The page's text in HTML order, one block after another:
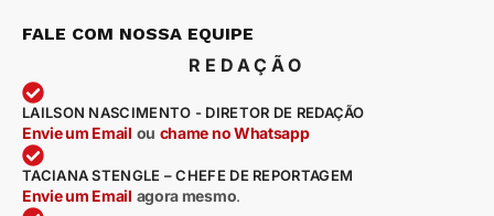
FALE COM NOSSA EQUIPE
REDAÇÃO
LAILSON NASCIMENTO - DIRETOR DE REDAÇÃO
Envie um Email ou chame no Whatsapp
TACIANA STENGLE – CHEFE DE REPORTAGEM
Envie um Email agora mesmo.